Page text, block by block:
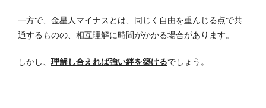
一方で、金星人マイナスとは、同じく自由を重んじる点で共
通するものの、相互理解に時間がかかる場合があります。
しかし、 理解し合えれば強い絆を築けるでしょう。